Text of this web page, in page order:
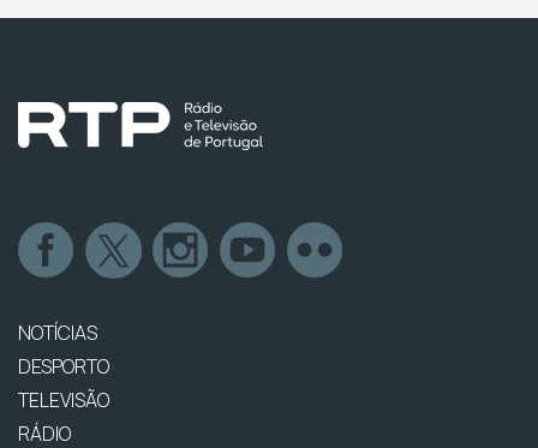
NOTÍCIAS
DESPORTO
TELEVISÃO
RÁDIO